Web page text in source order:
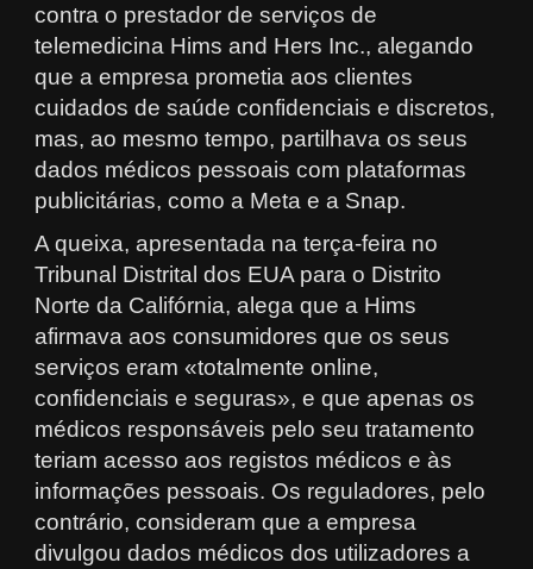
contra o prestador de serviços de
telemedicina Hims and Hers Inc., alegando
que a empresa prometia aos clientes
cuidados de saúde confidenciais e discretos,
mas, ao mesmo tempo, partilhava os seus
dados médicos pessoais com plataformas
publicitárias, como a Meta e a Snap.
A queixa, apresentada na terça-feira no
Tribunal Distrital dos EUA para o Distrito
Norte da Califórnia, alega que a Hims
afirmava aos consumidores que os seus
serviços eram «totalmente online,
confidenciais e seguras», e que apenas os
médicos responsáveis pelo seu tratamento
teriam acesso aos registos médicos e às
informações pessoais. Os reguladores, pelo
contrário, consideram que a empresa
divulgou dados médicos dos utilizadores a